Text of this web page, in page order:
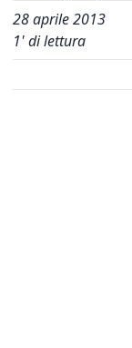
28 aprile 2013
1' di lettura